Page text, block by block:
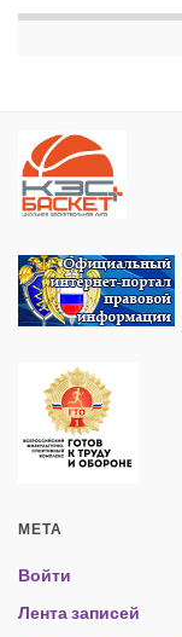
МЕТА
Войти
Лента записей